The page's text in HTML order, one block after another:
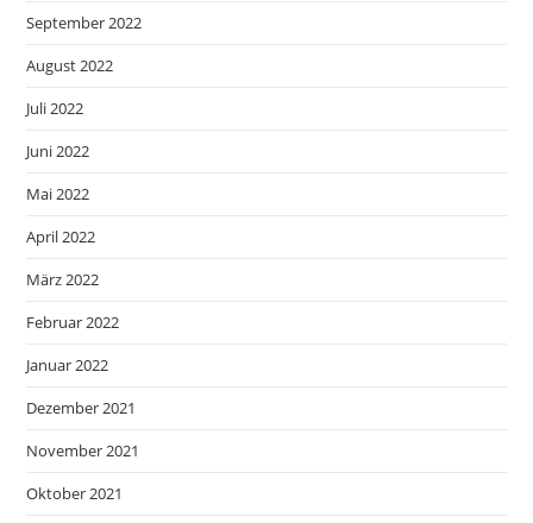
September 2022
August 2022
Juli 2022
Juni 2022
Mai 2022
April 2022
März 2022
Februar 2022
Januar 2022
Dezember 2021
November 2021
Oktober 2021